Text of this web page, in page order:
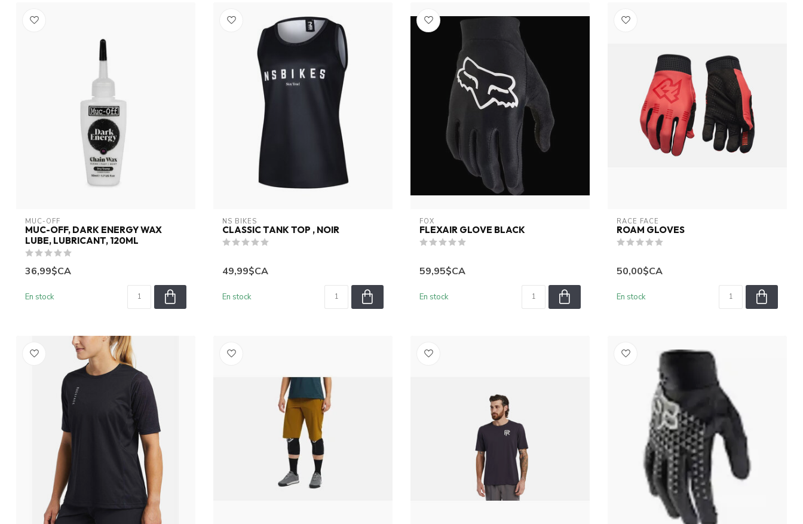
MUC-OFF
MUC-OFF, DARK ENERGY WAX
LUBE, LUBRICANT, 120ML
36,99$CA
En stock
NS BIKES
CLASSIC TANK TOP , NOIR
49,99$CA
En stock
FOX
FLEXAIR GLOVE BLACK
59,95$CA
En stock
RACE FACE
ROAM GLOVES
50,00$CA
En stock